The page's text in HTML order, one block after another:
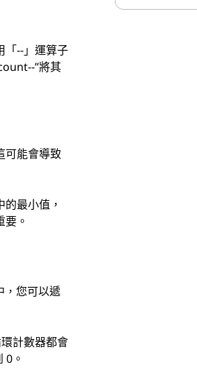
「--」運算子
”將其
可能會導致
最小值，
。
，您可以遞
計數器都會
0。